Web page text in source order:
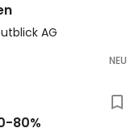
AG
NEU
80%